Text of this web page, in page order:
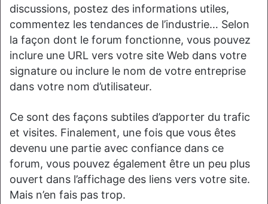
discussions, postez des informations utiles,
commentez les tendances de l’industrie… Selon
la façon dont le forum fonctionne, vous pouvez
inclure une URL vers votre site Web dans votre
signature ou inclure le nom de votre entreprise
dans votre nom d’utilisateur.
Ce sont des façons subtiles d’apporter du trafic
et visites. Finalement, une fois que vous êtes
devenu une partie avec confiance dans ce
forum, vous pouvez également être un peu plus
ouvert dans l’affichage des liens vers votre site.
Mais n’en fais pas trop.